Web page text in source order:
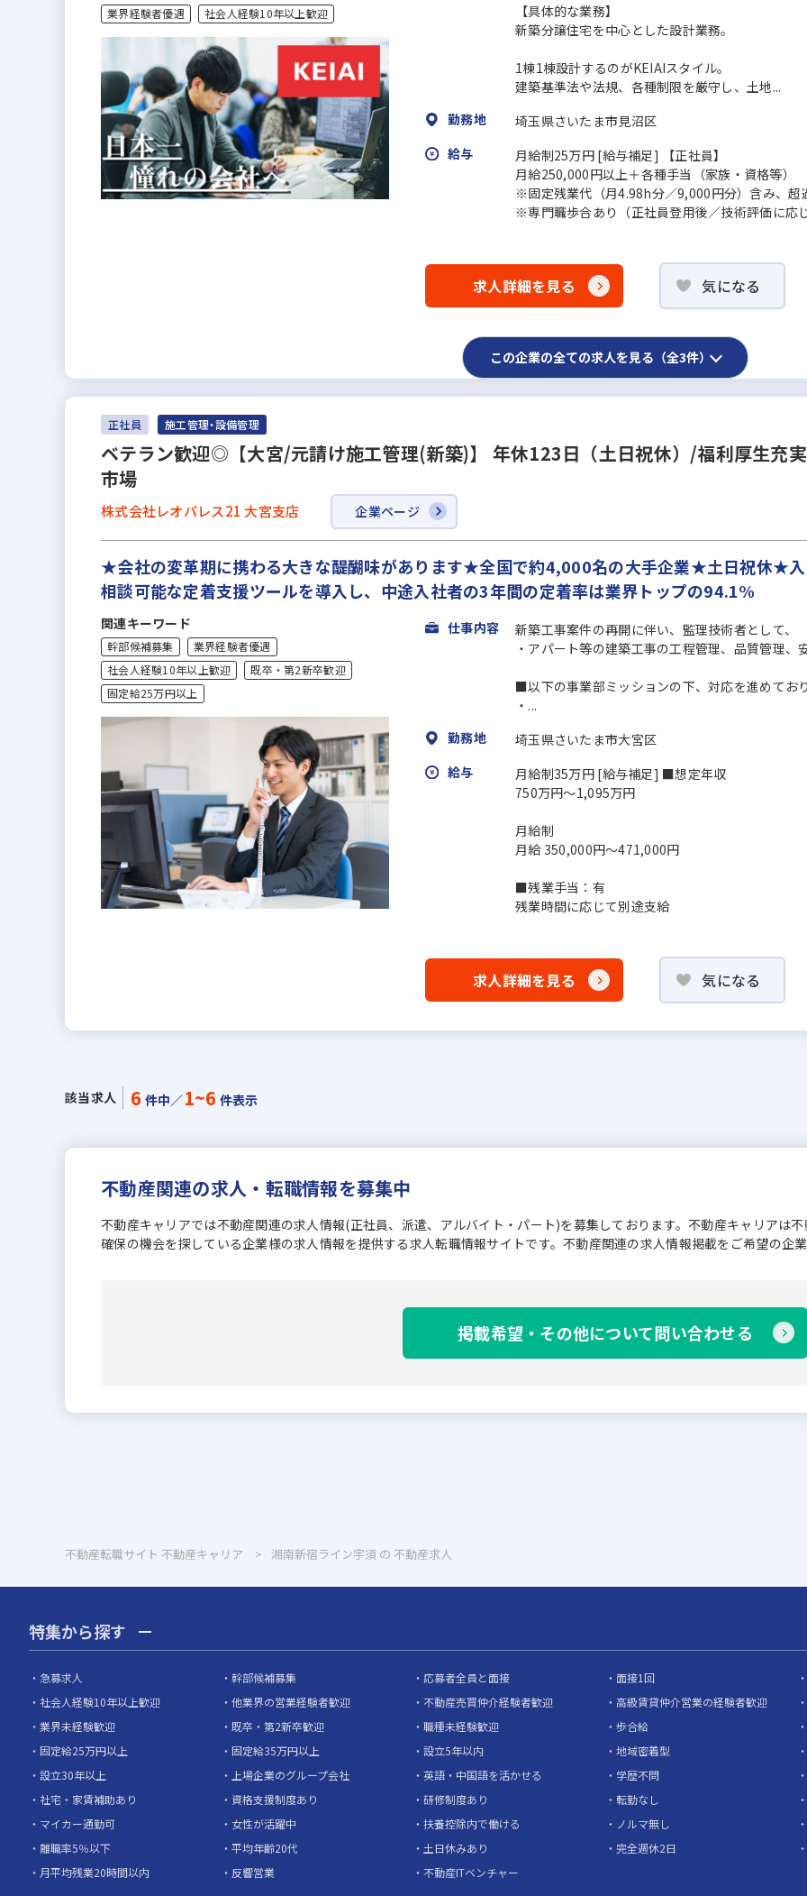
業界経験者優遇
社会人経験10年以上歓迎
【具体的な業務】
新築分譲住宅を中心とした設計業務。
1棟1棟設計するのがKEIAIスタイル。
建築基準法や法規、各種制限を厳守し、土地...
勤務地
埼玉県さいたま市見沼区
給与
月給制25万円 [給与補足] 【正社員】
月給250,000円以上＋各種手当（家族・資格等）
※固定残業代（月4.98h分／9,000円分）含み、超
※専門職歩合あり（正社員登用後／技術評価に応
求人詳細を見る 気になる
この企業の全ての求人を見る（全3件）
正社員 施工管理・設備管理
ベテラン歓迎◎【大宮/元請け施工管理(新築)】 年休123日（土日祝休）/福利厚生充
市場
株式会社レオパレス21 大宮支店 企業ページ
★会社の変革期に携わる大きな醍醐味があります★全国で約4,000名の大手企業★土日祝休★入
相談可能な定着支援ツールを導入し、中途入社者の3年間の定着率は業界トップの94.1%
関連キーワード
幹部候補募集
業界経験者優遇
社会人経験10年以上歓迎
既卒・第2新卒歓迎
固定給25万円以上
仕事内容
新築工事案件の再開に伴い、監理技術者として、
・アパート等の建築工事の工程管理、品質管理
■以下の事業部ミッションの下、対応を進めてお
・...
勤務地
埼玉県さいたま市大宮区
給与
月給制35万円 [給与補足] ■想定年収
750万円～1,095万円
月給制
月給 350,000円～471,000円
■残業手当：有
残業時間に応じて別途支給
求人詳細を見る 気になる
該当求人 6 件中／1~6 件表示
不動産関連の求人・転職情報を募集中
不動産キャリアでは不動産関連の求人情報(正社員、派遣、アルバイト・パート)を募集しております。不動産キャリアは
確保の機会を探している企業様の求人情報を提供する求人転職情報サイトです。不動産関連の求人情報掲載をご希望の企
掲載希望・その他について問い合わせる
不動産転職サイト 不動産キャリア 湘南新宿ライン宇須 の 不動産求人
特集から探す
急募求人 幹部候補募集 応募者全員と面接
面接1回
社会人経験10年以上歓迎
他業界の営業経験者歓迎 不動産売買仲介経験者歓迎
高級賃貸仲介営業の経験者歓迎
業界未経験歓迎
既卒・第2新卒歓迎 職種未経験歓迎
歩合給
固定給25万円以上
固定給35万円以上 設立5年以内
地域密着型
設立30年以上
上場企業のグループ会社 英語・中国語を活かせる
学歴不問
社宅・家賃補助あり
資格支援制度あり 研修制度あり
転勤なし
マイカー通勤可
女性が活躍中 扶養控除内で働ける
ノルマ無し
離職率5％以下
平均年齢20代 土日休みあり
完全週休2日
月平均残業20時間以内
反響営業 不動産ITベンチャー